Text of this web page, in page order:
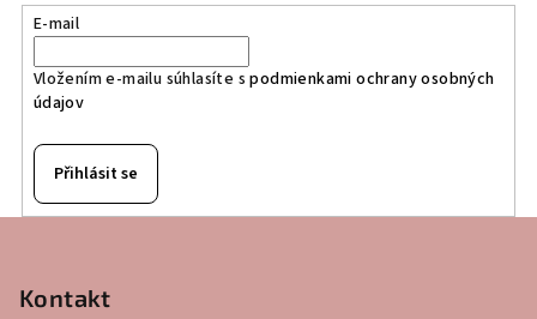
E-mail
Vložením e-mailu súhlasíte spodmienkami ochrany osobných
údajov
Přihlásit se
Kontakt